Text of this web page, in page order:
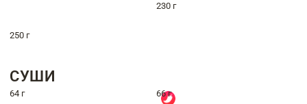
230 г
250 г
СУШИ
64 г 66 г